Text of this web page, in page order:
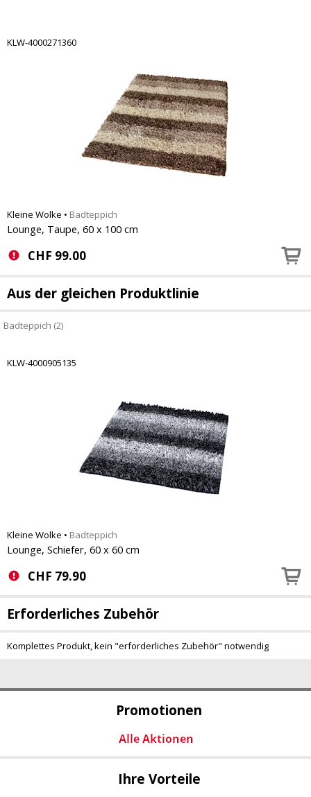
Promotionen
Ihre Vorteile
KLW-4000271360
Kleine Wolke • Badteppich
Lounge, Taupe, 60 x 100 cm
CHF 99.00
Aus der gleichen Produktlinie
Badteppich (2)
KLW-4000905135
Kleine Wolke • Badteppich
Lounge, Schiefer, 60 x 60 cm
CHF 79.90
Erforderliches Zubehör
Komplettes Produkt, kein "erforderliches Zubehör" notwendig